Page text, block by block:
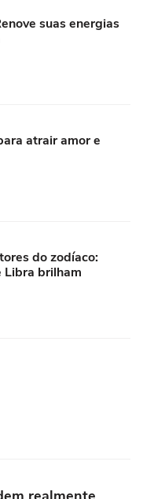
suas energias
atrair amor e
do zodíaco:
Libra brilham